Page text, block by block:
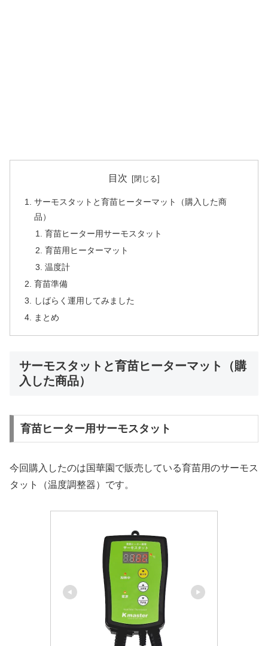
目次
サーモスタットと育苗ヒーターマット（購入した商
品）
育苗ヒーター用サーモスタット
育苗用ヒーターマット
温度計
育苗準備
しばらく運用してみました
まとめ
サーモスタットと育苗ヒーターマット（購
入した商品）
育苗ヒーター用サーモスタット
今回購入したのは国華園で販売している育苗用のサーモス
タット（温度調整器）です。